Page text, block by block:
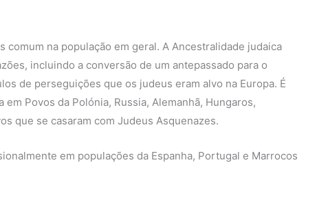
comum na população em geral. A Ancestralidade judaica
incluindo a conversão de um antepassado para o
de perseguições que os judeus eram alvo na Europa. É
Povos da Polónia, Russia, Alemanhã, Hungaros,
que se casaram com Judeus Asquenazes.
em populações da Espanha, Portugal e Marrocos